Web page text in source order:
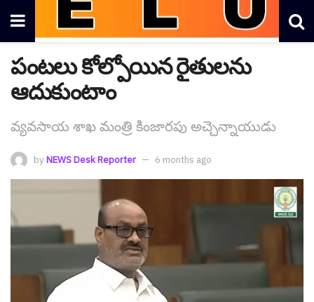
పంట‌లు కోల్పోయిన రైతుల‌ను
ఆదుకుంటాం
వ్యవ‌సాయ శాఖ మంత్రి కింజార‌పు అచ్చెన్నాయుడు
by NEWS Desk Reporter 6 months ago